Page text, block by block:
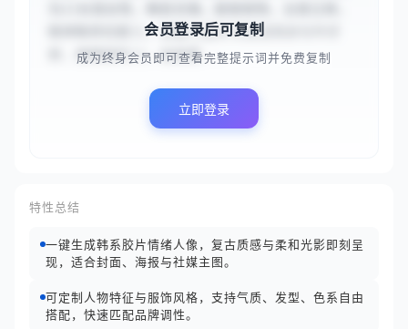
眼神略带忧郁}}，穿着{{超大号系扣风衣与牛仔
裤，慵懒随性}}。画面需...
会员登录后可复制
成为终身会员即可查看完整提示词并免费复制
立即登录
特性总结
一键生成韩系胶片情绪人像，复古质感与柔和光影即刻呈
现，适合封面、海报与社媒主图。
可定制人物特征与服饰风格，支持气质、发型、色系自由
搭配，快速匹配品牌调性。